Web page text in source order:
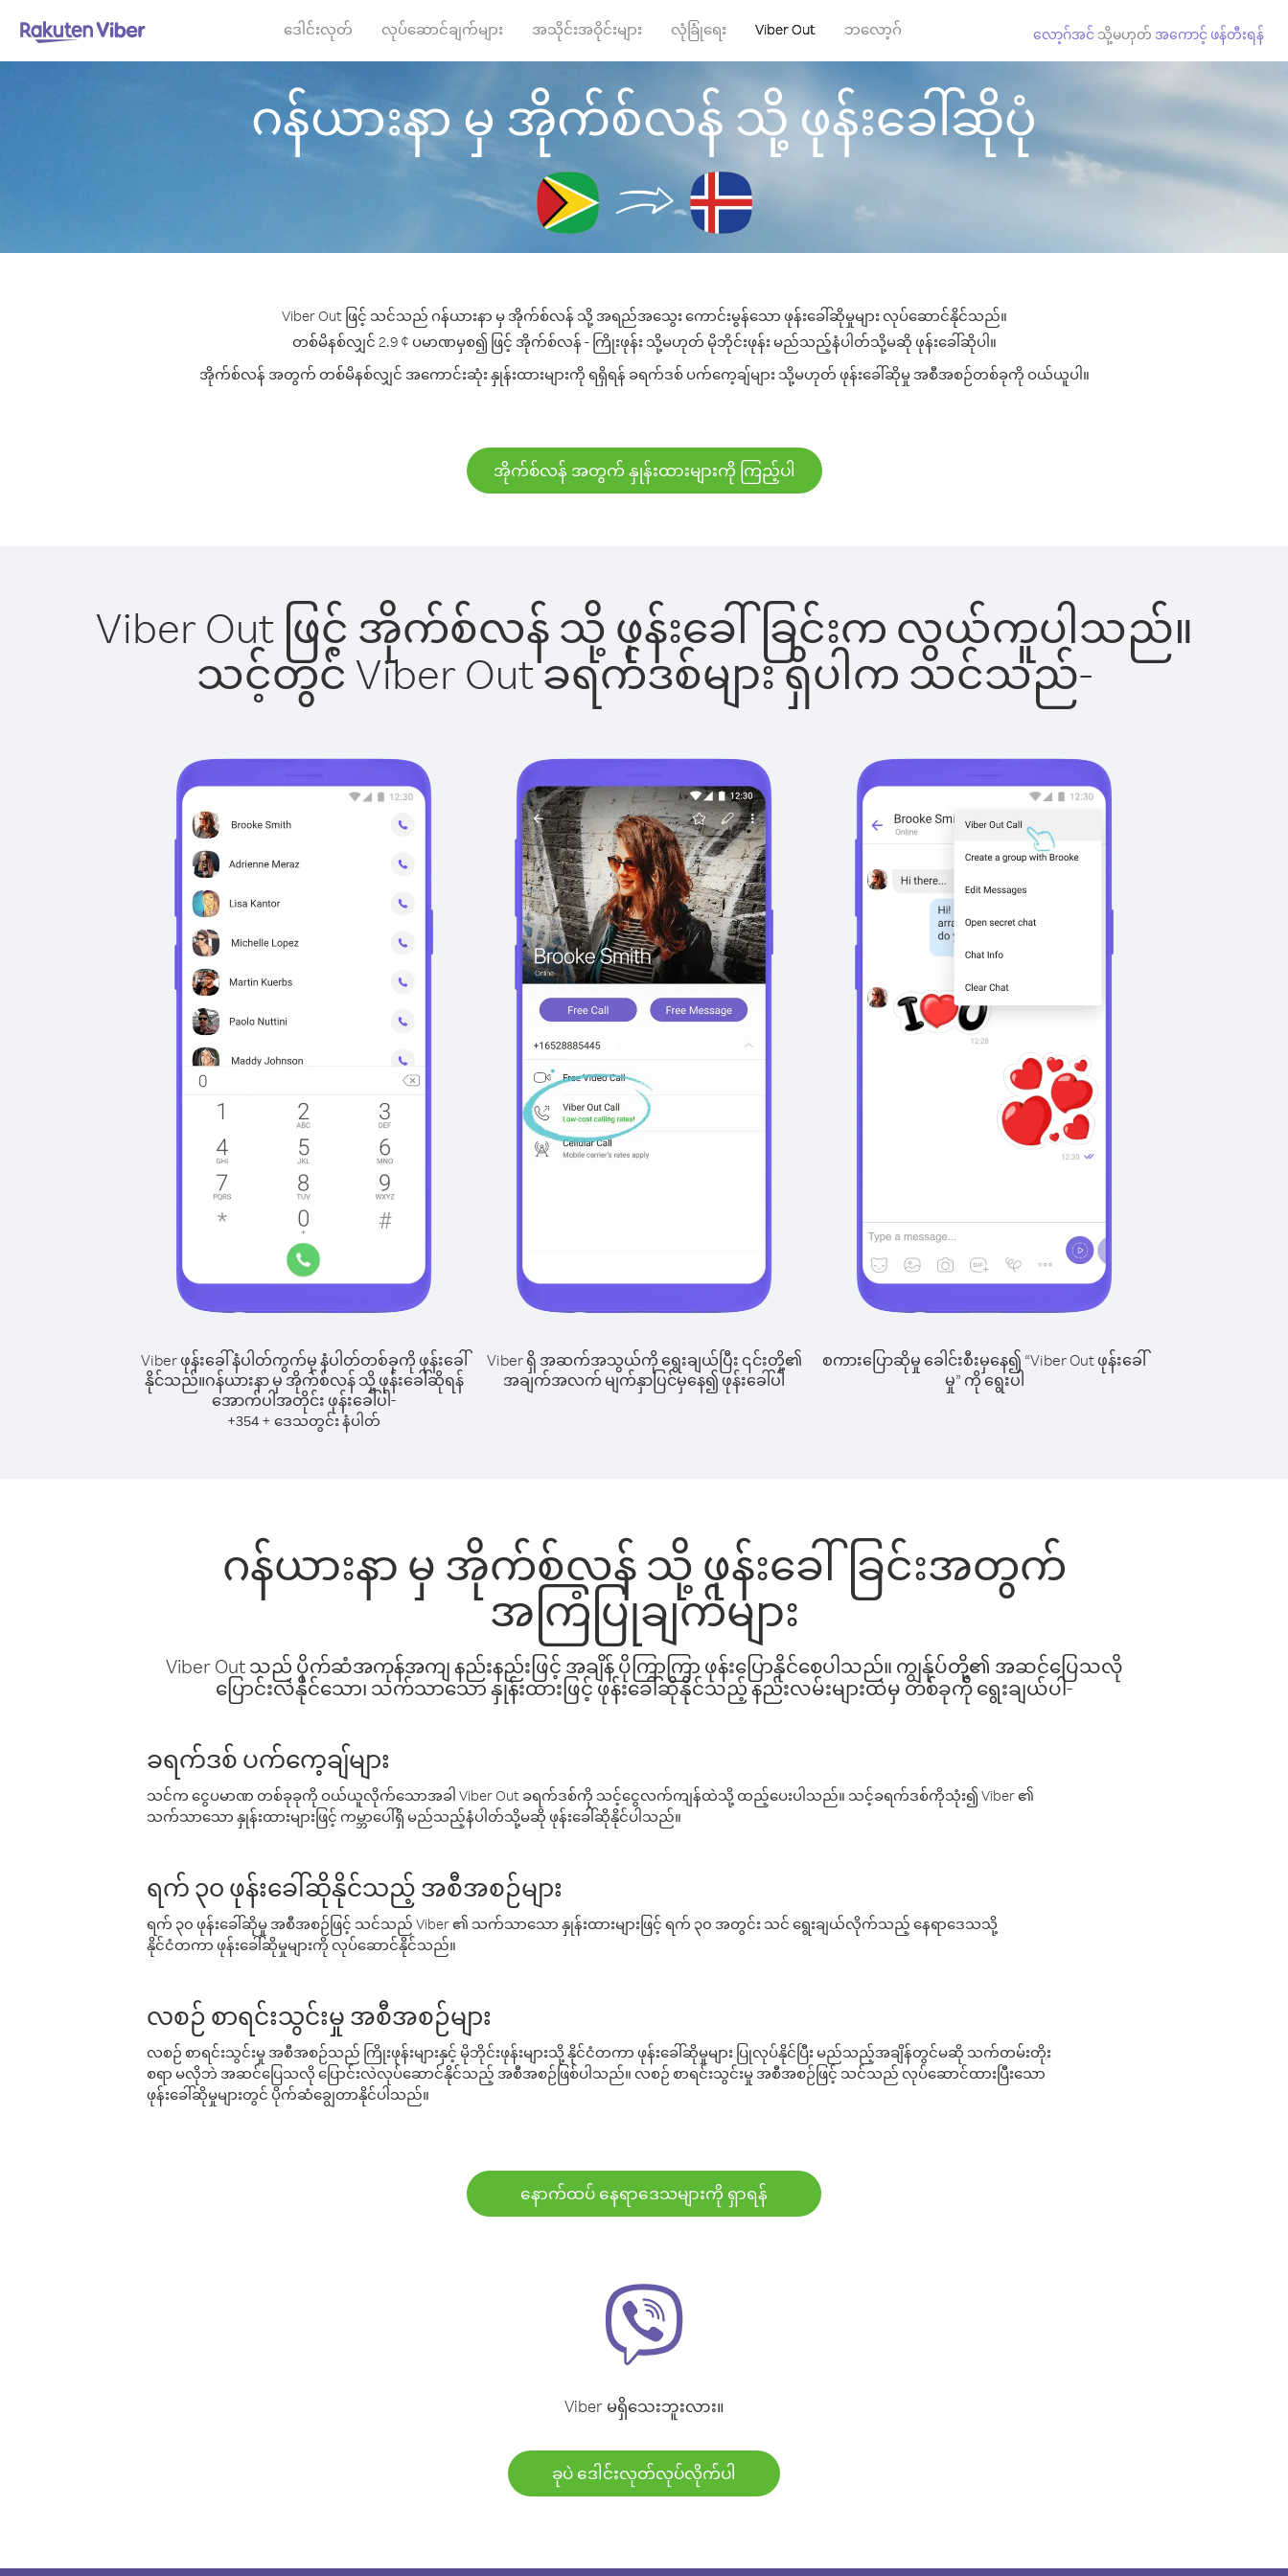
ဒေါင်းလုတ် လုပ်ဆောင်ချက်များ အသိုင်းအဝိုင်းများ လုံခြုံရေး Viber Out ဘလော့ဂ် လော့ဂ်အင် သို့မဟုတ် အကောင့် ဖန်တီးရန်
ဂန်ယားနာ မှ အိုက်စ်လန် သို့ ဖုန်းခေါ်ဆိုပုံ
Viber Out ဖြင့် သင်သည် ဂန်ယားနာ မှ အိုက်စ်လန် သို့ အရည်အသွေး ကောင်းမွန်သော ဖုန်းခေါ်ဆိုမှုများ လုပ်ဆောင်နိုင်သည်။
တစ်မိနစ်လျှင် 2.9 ¢ ပမာဏမှစ၍ ဖြင့် အိုက်စ်လန် - ကြိုးဖုန်း သို့မဟုတ် မိုဘိုင်းဖုန်း မည်သည့်နံပါတ်သို့မဆို ဖုန်းခေါ်ဆိုပါ။
အိုက်စ်လန် အတွက် တစ်မိနစ်လျှင် အကောင်းဆုံး နှုန်းထားများကို ရရှိရန် ခရက်ဒစ် ပက်ကေ့ချ်များ သို့မဟုတ် ဖုန်းခေါ်ဆိုမှု အစီအစဉ်တစ်ခုကို ဝယ်ယူပါ။
အိုက်စ်လန် အတွက် နှုန်းထားများကို ကြည့်ပါ
Viber Out ဖြင့် အိုက်စ်လန် သို့ ဖုန်းခေါ်ခြင်းက လွယ်ကူပါသည်။
သင့်တွင် Viber Out ခရက်ဒစ်များ ရှိပါက သင်သည်-
Viber ဖုန်းခေါ်နံပါတ်ကွက်မှ နံပါတ်တစ်ခုကို ဖုန်းခေါ်
နိုင်သည်။ဂန်ယားနာ မှ အိုက်စ်လန် သို့ ဖုန်းခေါ်ဆိုရန်
အောက်ပါအတိုင်း ဖုန်းခေါ်ပါ-
+354 + ဒေသတွင်း နံပါတ်
Viber ရှိ အဆက်အသွယ်ကို ရွေးချယ်ပြီး ၎င်းတို့၏
အချက်အလက် မျက်နှာပြင်မှနေ၍ ဖုန်းခေါ်ပါ
စကားပြောဆိုမှု ခေါင်းစီးမှနေ၍ “Viber Out ဖုန်းခေါ်
မှု” ကို ရွေးပါ
ဂန်ယားနာ မှ အိုက်စ်လန် သို့ ဖုန်းခေါ်ခြင်းအတွက်
အကြံပြုချက်များ
Viber Out သည် ပိုက်ဆံအကုန်အကျ နည်းနည်းဖြင့် အချိန် ပိုကြာကြာ ဖုန်းပြောနိုင်စေပါသည်။ ကျွန်ုပ်တို့၏ အဆင်ပြေသလို
ပြောင်းလဲနိုင်သော၊ သက်သာသော နှုန်းထားဖြင့် ဖုန်းခေါ်ဆိုနိုင်သည့် နည်းလမ်းများထဲမှ တစ်ခုကို ရွေးချယ်ပါ-
ခရက်ဒစ် ပက်ကေ့ချ်များ
သင်က ငွေပမာဏ တစ်ခုခုကို ဝယ်ယူလိုက်သောအခါ Viber Out ခရက်ဒစ်ကို သင့်ငွေလက်ကျန်ထဲသို့ ထည့်ပေးပါသည်။ သင့်ခရက်ဒစ်ကိုသုံး၍ Viber ၏
သက်သာသော နှုန်းထားများဖြင့် ကမ္ဘာပေါ်ရှိ မည်သည့်နံပါတ်သို့မဆို ဖုန်းခေါ်ဆိုနိုင်ပါသည်။
ရက် ၃၀ ဖုန်းခေါ်ဆိုနိုင်သည့် အစီအစဉ်များ
ရက် ၃၀ ဖုန်းခေါ်ဆိုမှု အစီအစဉ်ဖြင့် သင်သည် Viber ၏ သက်သာသော နှုန်းထားများဖြင့် ရက် ၃၀ အတွင်း သင် ရွေးချယ်လိုက်သည့် နေရာဒေသသို့
နိုင်ငံတကာ ဖုန်းခေါ်ဆိုမှုများကို လုပ်ဆောင်နိုင်သည်။
လစဉ် စာရင်းသွင်းမှု အစီအစဉ်များ
လစဉ် စာရင်းသွင်းမှု အစီအစဉ်သည် ကြိုးဖုန်းများနှင့် မိုဘိုင်းဖုန်းများသို့ နိုင်ငံတကာ ဖုန်းခေါ်ဆိုမှုများ ပြုလုပ်နိုင်ပြီး မည်သည့်အချိန်တွင်မဆို သက်တမ်းတိုး
စရာ မလိုဘဲ အဆင်ပြေသလို ပြောင်းလဲလုပ်ဆောင်နိုင်သည့် အစီအစဉ်ဖြစ်ပါသည်။ လစဉ် စာရင်းသွင်းမှု အစီအစဉ်ဖြင့် သင်သည် လုပ်ဆောင်ထားပြီးသော
ဖုန်းခေါ်ဆိုမှုများတွင် ပိုက်ဆံချွေတာနိုင်ပါသည်။
နောက်ထပ် နေရာဒေသများကို ရှာရန်
Viber မရှိသေးဘူးလား။
ခုပဲ ဒေါင်းလုတ်လုပ်လိုက်ပါ